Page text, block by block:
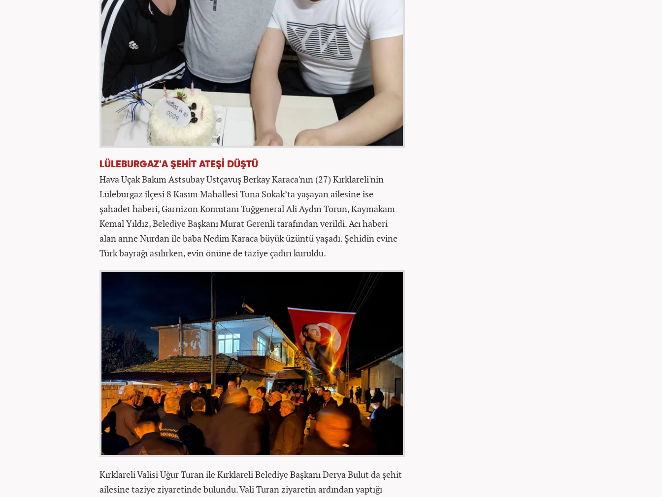
LÜLEBURGAZ'A ŞEHİT ATEŞİ DÜŞTÜ
Hava Uçak Bakım Astsubay Üstçavuş Berkay Karaca'nın (27) Kırklareli'nin
Lüleburgaz ilçesi 8 Kasım Mahallesi Tuna Sokak’ta yaşayan ailesine ise
şahadet haberi, Garnizon Komutanı Tuğgeneral Ali Aydın Torun, Kaymakam
Kemal Yıldız, Belediye Başkanı Murat Gerenli tarafından verildi. Acı haberi
alan anne Nurdan ile baba Nedim Karaca büyük üzüntü yaşadı. Şehidin evine
Türk bayrağı asılırken, evin önüne de taziye çadırı kuruldu.
Kırklareli Valisi Uğur Turan ile Kırklareli Belediye Başkanı Derya Bulut da şehit
ailesine taziye ziyaretinde bulundu. Vali Turan ziyaretin ardından yaptığı